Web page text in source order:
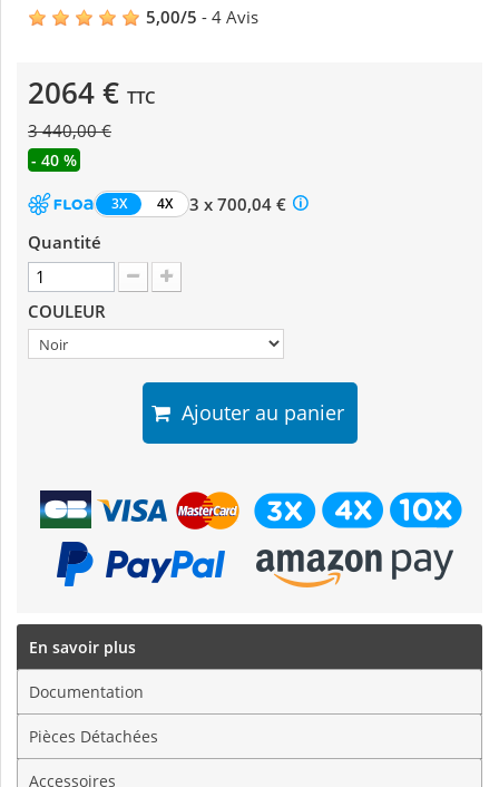
5,00/5 - 4 Avis
2064 € TTC
3 440,00 €
- 40 %
3X 4X
3 x 700,04 €
Quantité
COULEUR
Ajouter au panier
En savoir plus
Documentation
Pièces Détachées
Accessoires